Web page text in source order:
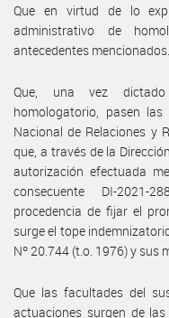
Que en virtud de lo
administrativo de
antecedentes mencionados.
Que, una vez
homologatorio, pasen
Nacional de Relaciones y
que, a través de la
autorización efectuada
consecuente DI-2021-
procedencia de fijar el
surge el tope
Nº 20.744 (t.o. 1976) y sus
Que las facultades del
actuaciones surgen de